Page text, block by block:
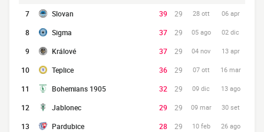
7
Slovan 39 29 28 ott 06 apr
8 Sigma 37 29 05 ago 02 dic
9 Králové 37 29 04 nov 13 apr
10 Teplice 36 29 07 ott 16 mar
11 Bohemians 1905 32 29 09 dic 13 ago
12 Jablonec 29 29 09 mar 30 set
13 Pardubice 28 29 10 feb 26 ago